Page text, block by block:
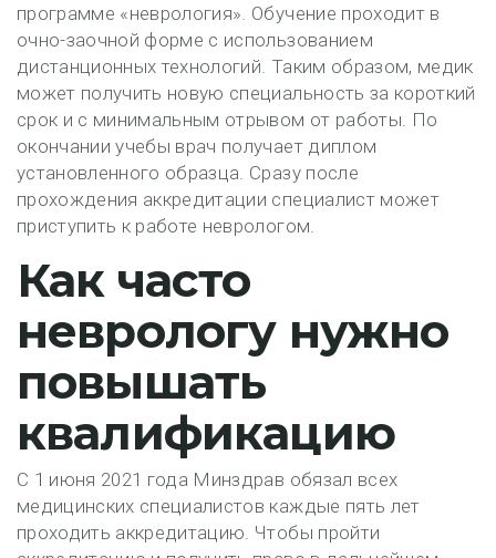
программе «неврология». Обучение проходит в
очно-заочной форме с использованием
дистанционных технологий. Таким образом, медик
может получить новую специальность за короткий
срок и с минимальным отрывом от работы. По
окончании учебы врач получает диплом
установленного образца. Сразу после
прохождения аккредитации специалист может
приступить к работе неврологом.
Как часто
неврологу нужно
повышать
квалификацию
С 1 июня 2021 года Минздрав обязал всех
медицинских специалистов каждые пять лет
проходить аккредитацию. Чтобы пройти